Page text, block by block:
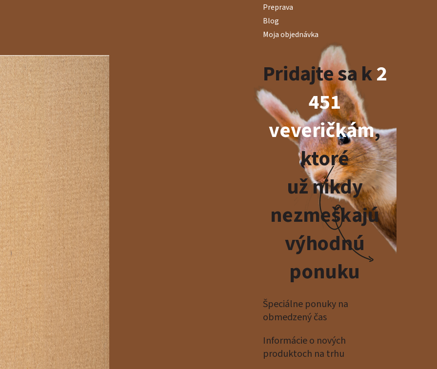
Preprava
Blog
Moja objednávka
Pridajte sa k2
451
veveričkám,
ktoré
už nikdy
nezmeškajú
výhodnú
ponuku
Špeciálne ponuky na
obmedzený čas
Informácie o nových
produktoch na trhu